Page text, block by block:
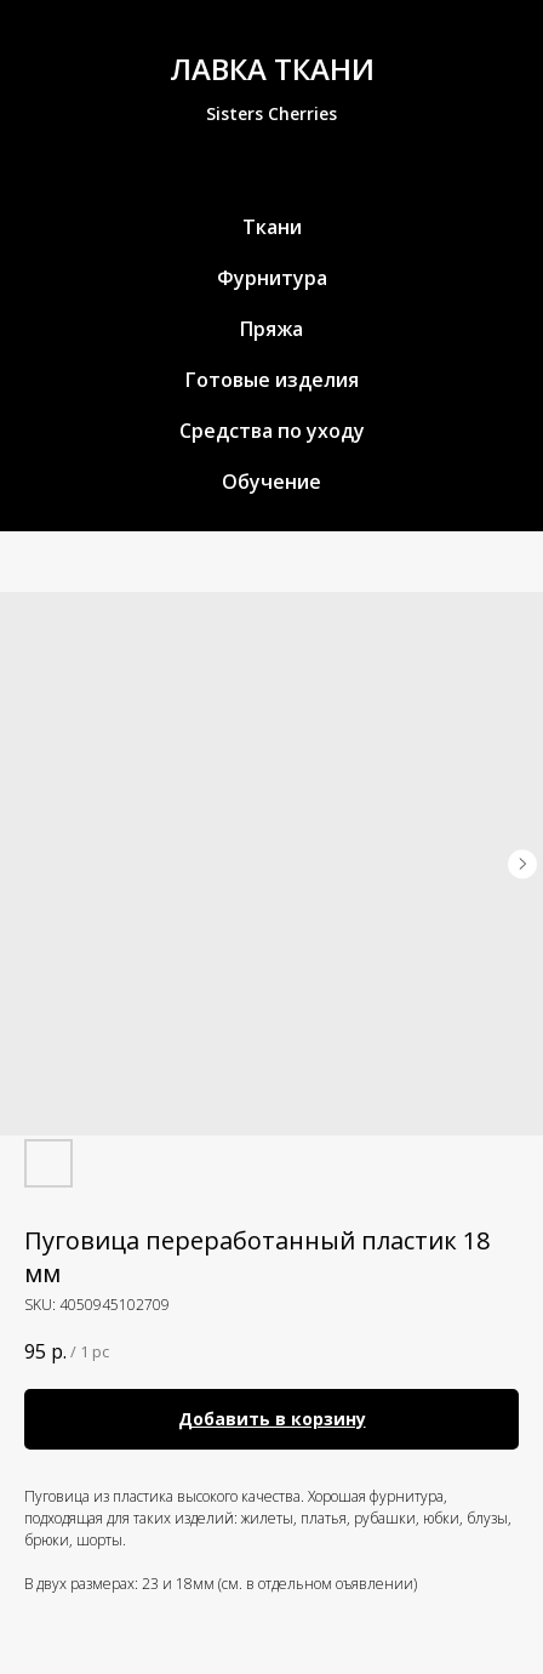
ЛАВКА ТКАНИ
Sisters Cherries
Ткани
Фурнитура
Пряжа
Готовые изделия
Средства по уходу
Обучение
Пуговица переработанный пластик 18
мм
SKU: 4050945102709
95 р. / 1 pc
Добавить в корзину
Пуговица из пластика высокого качества. Хорошая фурнитура,
подходящая для таких изделий: жилеты, платья, рубашки, юбки, блузы,
брюки, шорты.
В двух размерах: 23 и 18мм (см. в отдельном оъявлении)